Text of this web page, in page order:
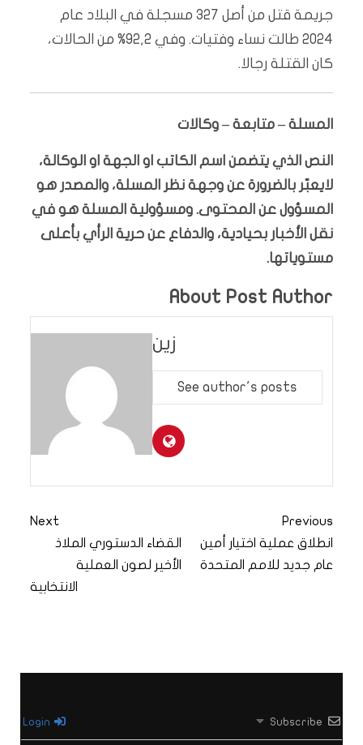
جريمة قتل من أصل 327 مسجلة في البلاد عام
2024 طالت نساء وفتيات. وفي 92,2% من الحالات،
كان القتلة رجالا.
المسلة – متابعة – وكالات
النص الذي يتضمن اسم الكاتب او الجهة او الوكالة،
لايعبّر بالضرورة عن وجهة نظر المسلة، والمصدر هو
المسؤول عن المحتوى. ومسؤولية المسلة هو في
نقل الأخبار بحيادية، والدفاع عن حرية الرأي بأعلى
مستوياتها.
About Post Author
زين
See author's posts
Previous
انطلاق عملية اختيار أمين
عام جديد للامم المتحدة
Next
القضاء الدستوري الملاذ
الأخير لصون العملية
الانتخابية
Subscribe